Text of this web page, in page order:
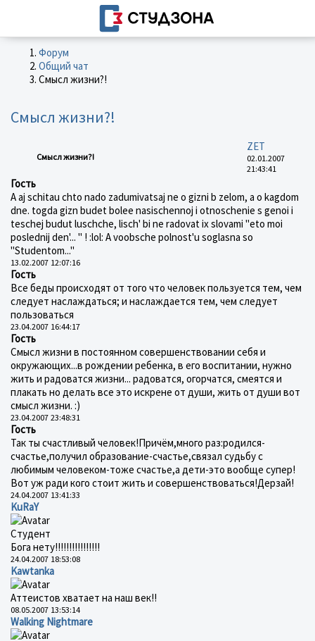
Форум
Общий чат
Смысл жизни?!
Смысл жизни?!
Смысл жизни?!
ZET
02.01.2007
21:43:41
Гость
A aj schitau chto nado zadumivatsaj ne o gizni b zelom, a o kagdom
dne. togda gizn budet bolee nasischennoj i otnoschenie s genoi i
teschej budut luschche, lisch' bi ne radovat ix slovami "eto moi
poslednij den'... " ! :lol: A voobsche polnost'u soglasna so
"Studentom..."
13.02.2007 12:07:16
Гость
Все беды происходят от того что человек пользуется тем, чем
следует наслаждаться; и наслаждается тем, чем следует
пользоваться
23.04.2007 16:44:17
Гость
Смысл жизни в постоянном совершенствовании себя и
окружающих...в рождении ребенка, в его воспитании, нужно
жить и радоватся жизни... радоватся, огорчатся, смеятся и
плакать но делать все это искрене от души, жить от души вот
смысл жизни. :)
23.04.2007 23:48:31
Гость
Так ты счастливый человек!Причём,много раз:родился-
счастье,получил образование-счастье,связал судьбу с
любимым человеком-тоже счастье,а дети-это вообще супер!
Вот уж ради кого стоит жить и совершенствоваться!Дерзай!
24.04.2007 13:41:33
KuRaY
Студент
Бога нету!!!!!!!!!!!!!!!!
24.04.2007 18:53:08
Kawtanka
Аттеистов хватает на наш век!!
08.05.2007 13:53:14
Walking Nightmare